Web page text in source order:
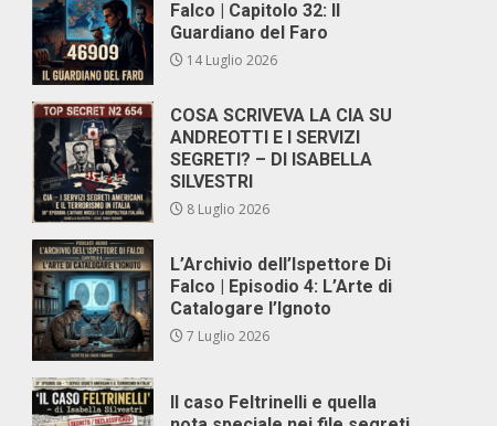
Falco | Capitolo 32: Il
Guardiano del Faro
14 Luglio 2026
COSA SCRIVEVA LA CIA SU
ANDREOTTI E I SERVIZI
SEGRETI? – DI ISABELLA
SILVESTRI
8 Luglio 2026
L’Archivio dell’Ispettore Di
Falco | Episodio 4: L’Arte di
Catalogare l’Ignoto
7 Luglio 2026
Il caso Feltrinelli e quella